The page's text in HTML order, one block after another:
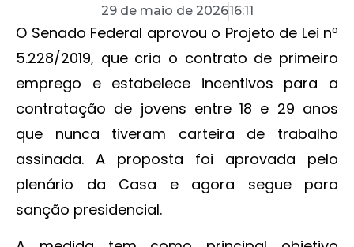
29 de maio de 202616:11
O Senado Federal aprovou o Projeto de Lei nº
5.228/2019, que cria o contrato de primeiro
emprego e estabelece incentivos para a
contratação de jovens entre 18 e 29 anos
que nunca tiveram carteira de trabalho
assinada. A proposta foi aprovada pelo
plenário da Casa e agora segue para
sanção presidencial.